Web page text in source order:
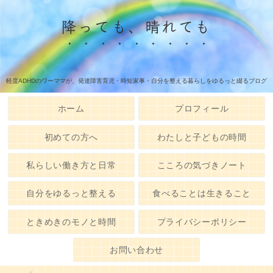
降っても、晴れても
軽度ADHDのワーママが、発達障害育児・時短家事・自分を整える暮らしをゆるっと綴るブログ
ホーム プロフィール
初めての方へ わたしと子どもの時間
私らしい働き方と日常 こころの気づきノート
自分をゆるっと整える 食べることは生きること
ときめきのモノと時間 プライバシーポリシー
お問い合わせ